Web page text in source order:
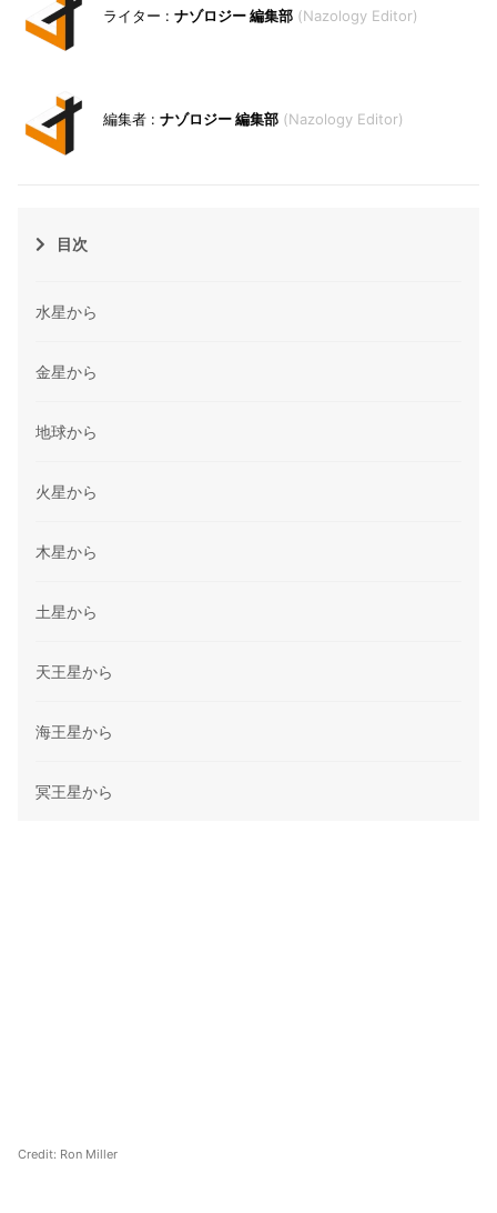
ナゾロジー 編集部 Nazology Editor
ナゾロジー 編集部 Nazology Editor
目次
水星から
金星から
地球から
火星から
木星から
土星から
天王星から
海王星から
冥王星から
Credit: Ron Miller